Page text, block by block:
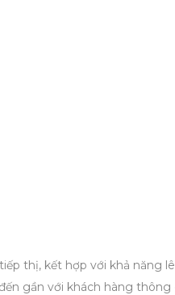
thị, kết hợp với khả năng
gần với khách hàng